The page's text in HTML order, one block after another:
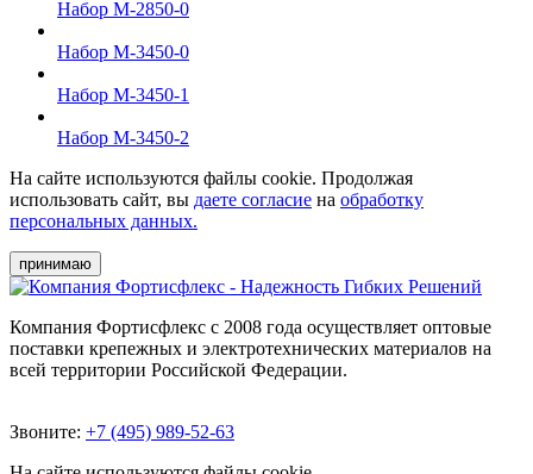
Набор М-2850-0
Набор М-3450-0
Набор М-3450-1
Набор М-3450-2
На сайте используются файлы cookie. Продолжая
использовать сайт, вы даете согласие на обработку
персональных данных.
принимаю
Компания Фортисфлекс с 2008 года осуществляет оптовые
поставки крепежных и электротехнических материалов на
всей территории Российской Федерации.
Звоните: +7 (495) 989-52-63